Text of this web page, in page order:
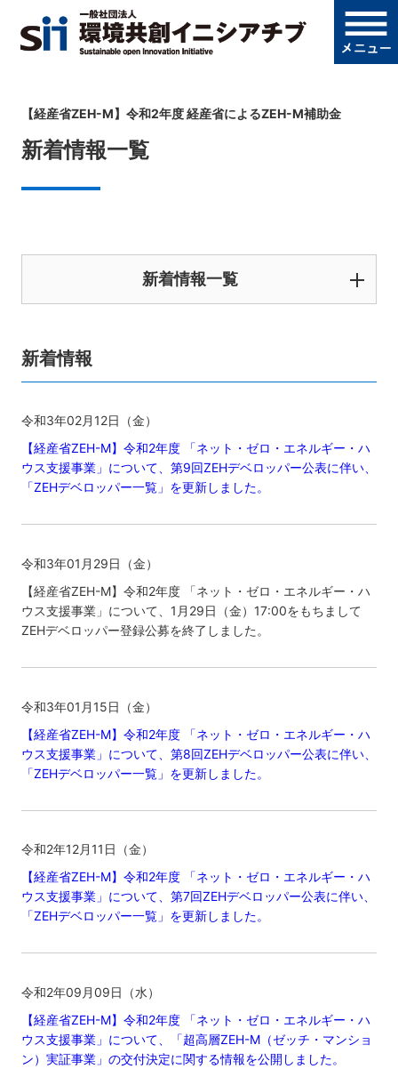
【経産省ZEH-M】令和2年度 経産省によるZEH-M補助金
新着情報一覧
新着情報一覧
新着情報
令和3年02月12日（金）
【経産省ZEH-M】令和2年度 「ネット・ゼロ・エネルギー・ハ
ウス支援事業」について、第9回ZEHデベロッパー公表に伴い、
「ZEHデベロッパー一覧」を更新しました。
令和3年01月29日（金）
【経産省ZEH-M】令和2年度 「ネット・ゼロ・エネルギー・ハ
ウス支援事業」について、1月29日（金）17:00をもちまして
ZEHデベロッパー登録公募を終了しました。
令和3年01月15日（金）
【経産省ZEH-M】令和2年度 「ネット・ゼロ・エネルギー・ハ
ウス支援事業」について、第8回ZEHデベロッパー公表に伴い、
「ZEHデベロッパー一覧」を更新しました。
令和2年12月11日（金）
【経産省ZEH-M】令和2年度 「ネット・ゼロ・エネルギー・ハ
ウス支援事業」について、第7回ZEHデベロッパー公表に伴い、
「ZEHデベロッパー一覧」を更新しました。
令和2年09月09日（水）
【経産省ZEH-M】令和2年度 「ネット・ゼロ・エネルギー・ハ
ウス支援事業」について、「超高層ZEH-M（ゼッチ・マンショ
ン）実証事業」の交付決定に関する情報を公開しました。